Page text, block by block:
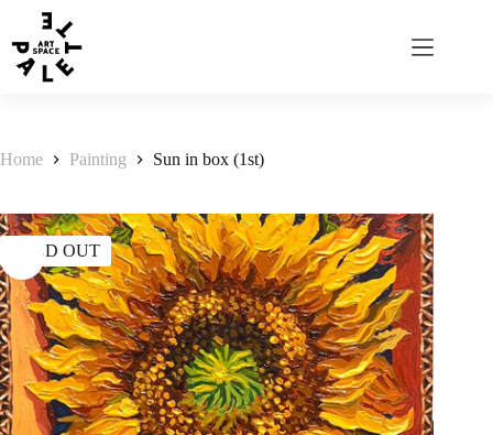
Home Painting Sun in box (1st)
SOLD OUT